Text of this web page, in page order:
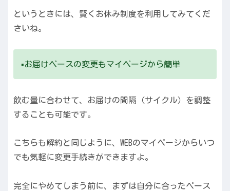
というときには、賢くお休み制度を利用してみてくだ
さいね。
▪️お届けペースの変更もマイページから簡単
飲む量に合わせて、お届けの間隔（サイクル）を調整
することも可能です。
こちらも解約と同じように、WEBのマイページからいつ
でも気軽に変更手続きができますよ。
完全にやめてしまう前に、まずは自分に合ったペース